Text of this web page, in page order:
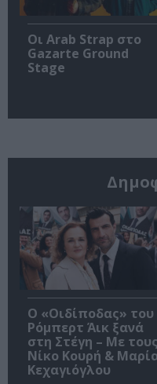
Οι Arab Strap στο
Gazarte Ground
Stage
O «Οιδίποδας» του
Ρόμπερτ Άικ ξανά
στη Στέγη – Με τους
Νίκο Κουρή &
Κεχαγιόγλου